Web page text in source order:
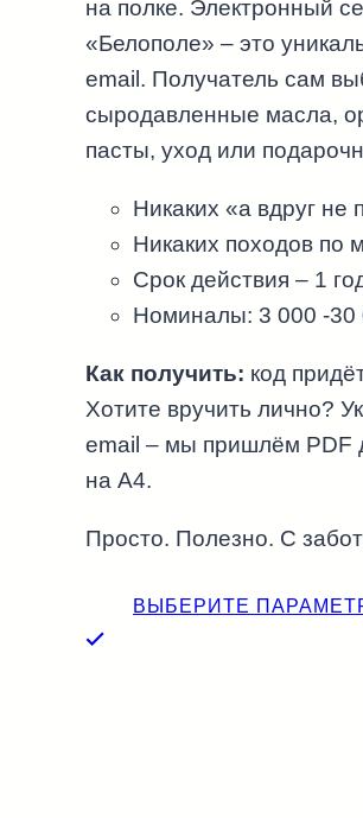
–
на полке. Электронный
«Белополе» – это
email. Получатель сам
сыродавленные масла,
пасты, уход или
Никаких «а вдруг не
Никаких походов по
Срок действия – 1
Номиналы: 3 000 -30
Как получить: код
Хотите вручить лично?
email – мы пришлём PDF
на А4.
Просто. Полезно. С
ВЫБЕРИТЕ